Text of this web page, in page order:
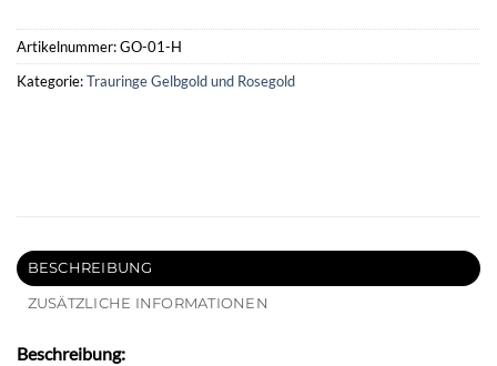
Artikelnummer:GO-01-H
Kategorie:Trauringe Gelbgold und Rosegold
BESCHREIBUNG
ZUSÄTZLICHE INFORMATIONEN
Beschreibung: